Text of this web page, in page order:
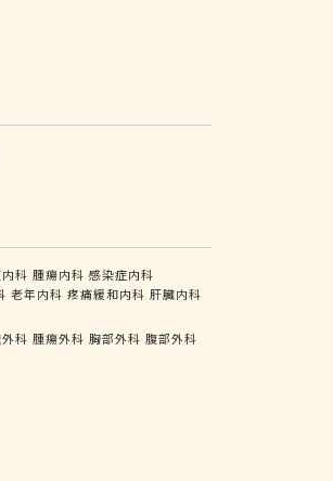
科 腫瘍内科 感染症内科
老年内科 疼痛緩和内科 肝臓内科
科 腫瘍外科 胸部外科 腹部外科